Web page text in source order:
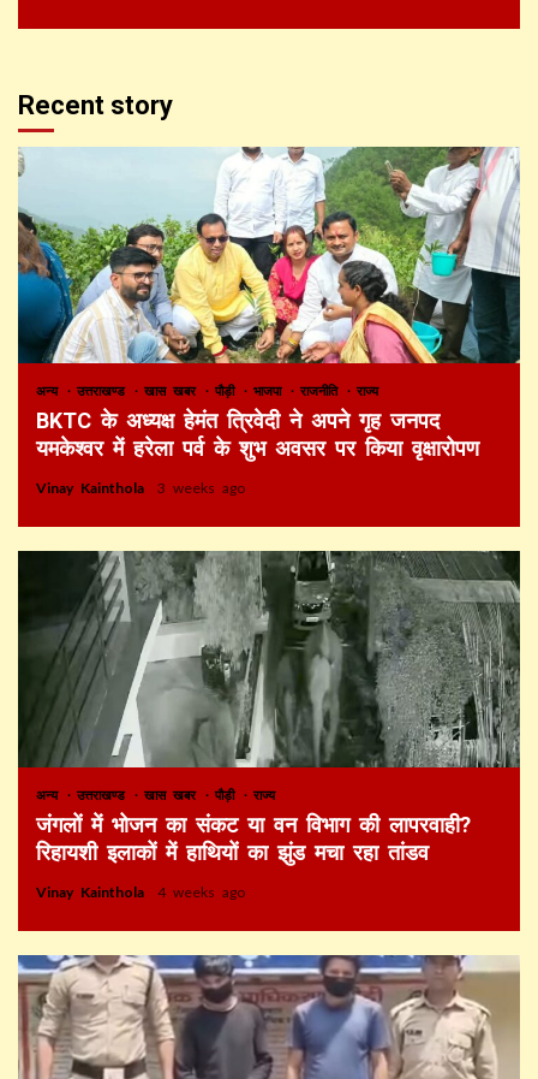
Recent story
अन्य उत्तराखण्ड खास खबर पौड़ी भाजपा राजनीति राज्य
BKTC के अध्यक्ष हेमंत त्रिवेदी ने अपने गृह जनपद
यमकेश्वर में हरेला पर्व के शुभ अवसर पर किया वृक्षारोपण
Vinay Kainthola 3 weeks ago
अन्य उत्तराखण्ड खास खबर पौड़ी राज्य
जंगलों में भोजन का संकट या वन विभाग की लापरवाही?
रिहायशी इलाकों में हाथियों का झुंड मचा रहा तांडव
Vinay Kainthola 4 weeks ago